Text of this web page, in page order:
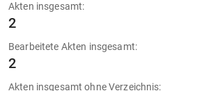
Akten insgesamt:
2
Bearbeitete Akten insgesamt:
2
Akten insgesamt ohne Verzeichnis: